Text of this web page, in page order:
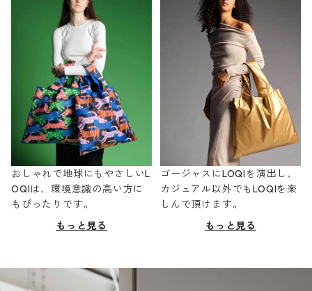
おしゃれで地球にもやさしいL
OQIは、環境意識の高い方に
もぴったりです。
もっと見る
ゴージャスにLOQIを演出し、
カジュアル以外でもLOQIを楽
しんで頂けます。
もっと見る